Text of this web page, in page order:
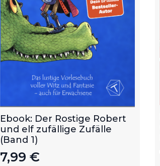
Ebook: Der Rostige Robert
und elf zufällige Zufälle
(Band 1)
7,99 €